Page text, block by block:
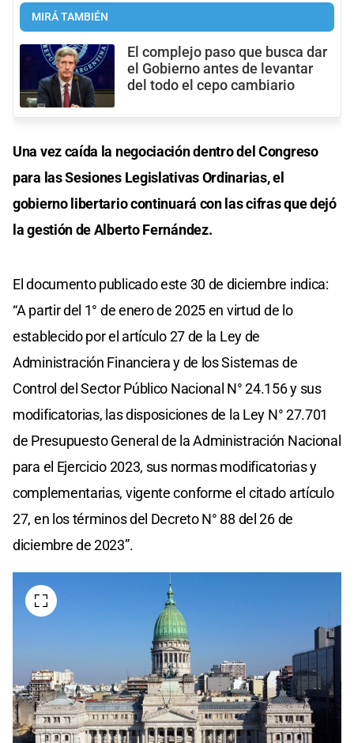
MIRÁ TAMBIÉN
El complejo paso que busca dar
el Gobierno antes de levantar
del todo el cepo cambiario
Una vez caída la negociación dentro del Congreso
para las Sesiones Legislativas Ordinarias, el
gobierno libertario continuará con las cifras que dejó
la gestión de Alberto Fernández.
El documento publicado este 30 de diciembre indica:
“A partir del 1° de enero de 2025 en virtud de lo
establecido por el artículo 27 de la Ley de
Administración Financiera y de los Sistemas de
Control del Sector Público Nacional N° 24.156 y sus
modificatorias, las disposiciones de la Ley N° 27.701
de Presupuesto General de la Administración Nacional
para el Ejercicio 2023, sus normas modificatorias y
complementarias, vigente conforme el citado artículo
27, en los términos del Decreto N° 88 del 26 de
diciembre de 2023”.